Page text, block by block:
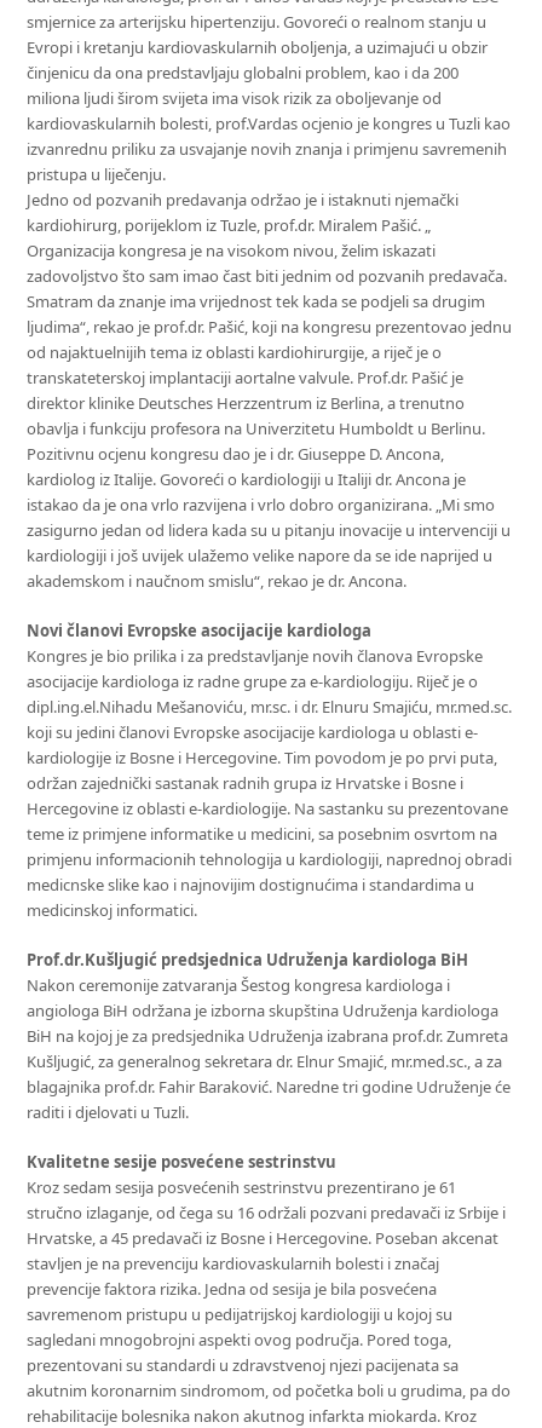
smjernice za arterijsku hipertenziju. Govoreći o realnom stanju u
Evropi i kretanju kardiovaskularnih oboljenja, a uzimajući u obzir
činjenicu da ona predstavljaju globalni problem, kao i da 200
miliona ljudi širom svijeta ima visok rizik za oboljevanje od
kardiovaskularnih bolesti, prof.Vardas ocjenio je kongres u Tuzli kao
izvanrednu priliku za usvajanje novih znanja i primjenu savremenih
pristupa u liječenju.
Jedno od pozvanih predavanja održao je i istaknuti njemački
kardiohirurg, porijeklom iz Tuzle, prof.dr. Miralem Pašić. „
Organizacija kongresa je na visokom nivou, želim iskazati
zadovoljstvo što sam imao čast biti jednim od pozvanih predavača.
Smatram da znanje ima vrijednost tek kada se podjeli sa drugim
ljudima“, rekao je prof.dr. Pašić, koji na kongresu prezentovao jednu
od najaktuelnijih tema iz oblasti kardiohirurgije, a riječ je o
transkateterskoj implantaciji aortalne valvule. Prof.dr. Pašić je
direktor klinike Deutsches Herzzentrum iz Berlina, a trenutno
obavlja i funkciju profesora na Univerzitetu Humboldt u Berlinu.
Pozitivnu ocjenu kongresu dao je i dr. Giuseppe D. Ancona,
kardiolog iz Italije. Govoreći o kardiologiji u Italiji dr. Ancona je
istakao da je ona vrlo razvijena i vrlo dobro organizirana. „Mi smo
zasigurno jedan od lidera kada su u pitanju inovacije u intervenciji u
kardiologiji i još uvijek ulažemo velike napore da se ide naprijed u
akademskom i naučnom smislu“, rekao je dr. Ancona.
Novi članovi Evropske asocijacije kardiologa
Kongres je bio prilika i za predstavljanje novih članova Evropske
asocijacije kardiologa iz radne grupe za e-kardiologiju. Riječ je o
dipl.ing.el.Nihadu Mešanoviću, mr.sc. i dr. Elnuru Smajiću, mr.med.sc.
koji su jedini članovi Evropske asocijacije kardiologa u oblasti e-
kardiologije iz Bosne i Hercegovine. Tim povodom je po prvi puta,
održan zajednički sastanak radnih grupa iz Hrvatske i Bosne i
Hercegovine iz oblasti e-kardiologije. Na sastanku su prezentovane
teme iz primjene informatike u medicini, sa posebnim osvrtom na
primjenu informacionih tehnologija u kardiologiji, naprednoj obradi
medicnske slike kao i najnovijim dostignućima i standardima u
medicinskoj informatici.
Prof.dr.Kušljugić predsjednica Udruženja kardiologa BiH
Nakon ceremonije zatvaranja Šestog kongresa kardiologa i
angiologa BiH održana je izborna skupština Udruženja kardiologa
BiH na kojoj je za predsjednika Udruženja izabrana prof.dr. Zumreta
Kušljugić, za generalnog sekretara dr. Elnur Smajić, mr.med.sc., a za
blagajnika prof.dr. Fahir Baraković. Naredne tri godine Udruženje će
raditi i djelovati u Tuzli.
Kvalitetne sesije posvećene sestrinstvu
Kroz sedam sesija posvećenih sestrinstvu prezentirano je 61
stručno izlaganje, od čega su 16 održali pozvani predavači iz Srbije i
Hrvatske, a 45 predavači iz Bosne i Hercegovine. Poseban akcenat
stavljen je na prevenciju kardiovaskularnih bolesti i značaj
prevencije faktora rizika. Jedna od sesija je bila posvećena
savremenom pristupu u pedijatrijskoj kardiologiji u kojoj su
sagledani mnogobrojni aspekti ovog područja. Pored toga,
prezentovani su standardi u zdravstvenoj njezi pacijenata sa
akutnim koronarnim sindromom, od početka boli u grudima, pa do
rehabilitacije bolesnika nakon akutnog infarkta miokarda. Kroz